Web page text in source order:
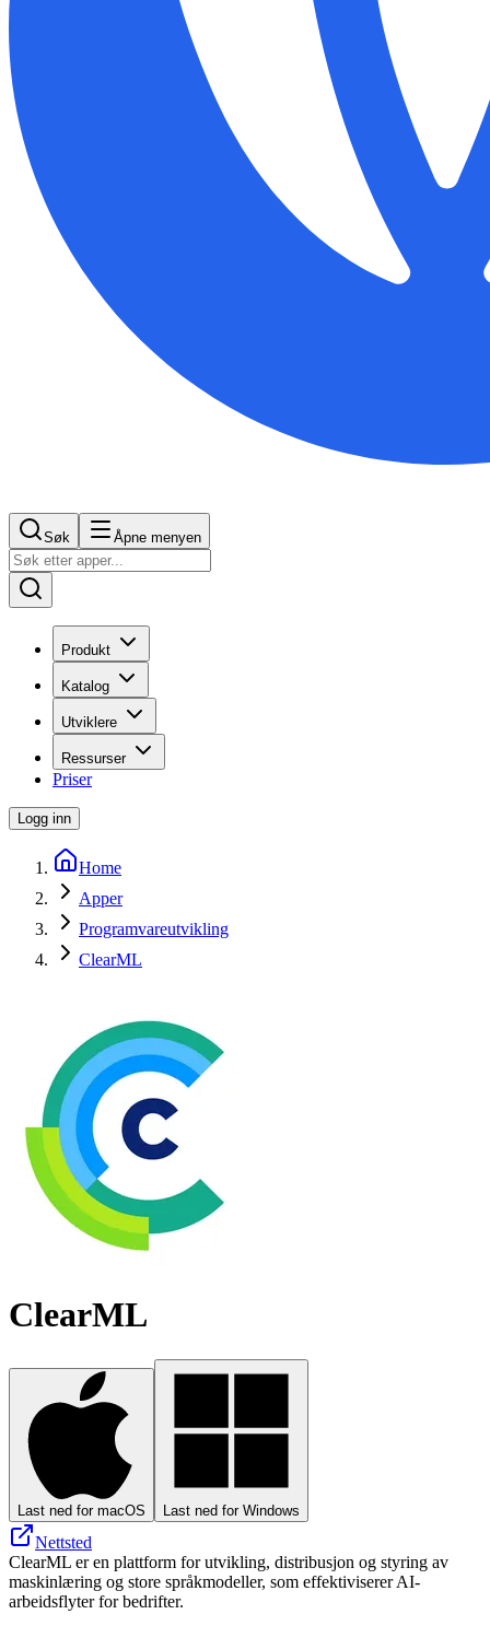
Søk Åpne menyen
Produkt
Katalog
Utviklere
Ressurser
Priser
Logg inn
Home
Apper
Programvareutvikling
ClearML
ClearML
Last ned for macOS Last ned for Windows
Nettsted
ClearML er en plattform for utvikling, distribusjon og styring av
maskinlæring og store språkmodeller, som effektiviserer AI-
arbeidsflyter for bedrifter.